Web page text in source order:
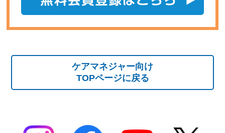
ケアマネジャー向け
TOPページに戻る